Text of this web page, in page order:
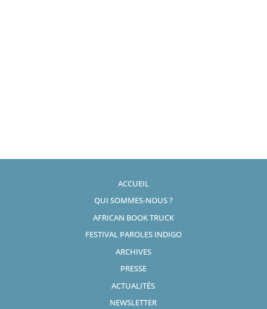
ACCUEIL
QUI SOMMES-NOUS ?
AFRICAN BOOK TRUCK
FESTIVAL PAROLES INDIGO
ARCHIVES
PRESSE
ACTUALITÉS
NEWSLETTER